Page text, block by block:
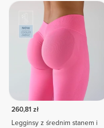
260,81 zł
Legginsy z średnim stanem i